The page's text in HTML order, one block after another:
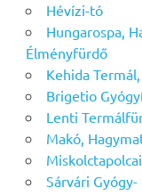
Hévízi-tó
Hungarospa,
Élményfürdő
Kehida
Brigetio
Lenti
Makó,
Sárvári